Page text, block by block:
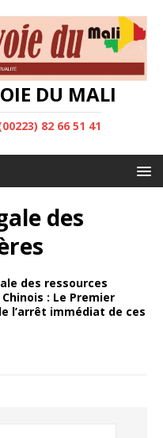
DU MALI
82 66 51 41
des
des ressources
: Le Premier
l’arrêt immédiat de ces